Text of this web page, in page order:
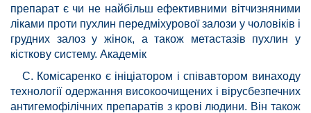
препарат є чи не найбільш ефективними вітчизняними
ліками проти пухлин передміхурової залози у чоловіків і
грудних залоз у жінок, а також метастазів пухлин у
кісткову систему. Академік
С. Комісаренко є ініціатором і співавтором винаходу
технології одержання високоочищених і вірусбезпечних
антигемофілічних препаратів з крові людини. Він також